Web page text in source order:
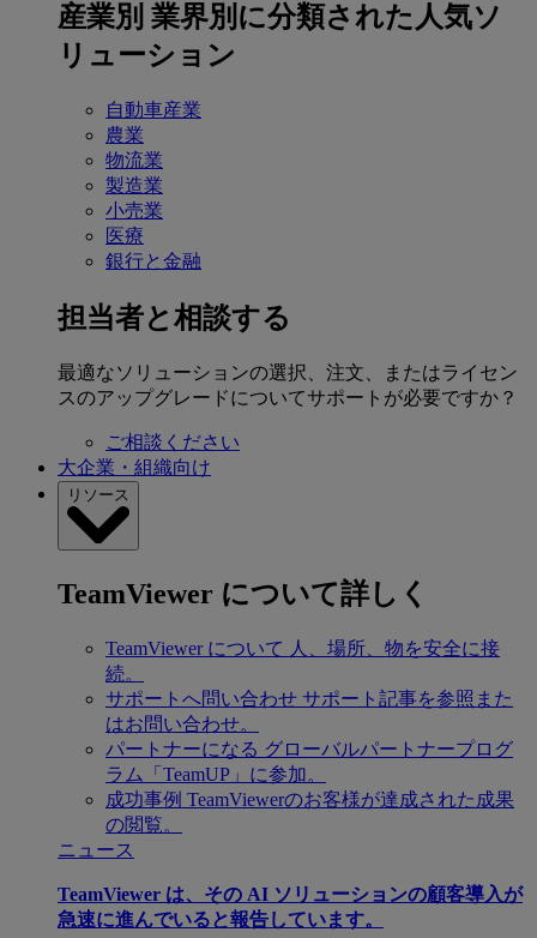
産業別 業界別に分類された人気ソ
リューション
自動車産業
農業
物流業
製造業
小売業
医療
銀行と金融
担当者と相談する
最適なソリューションの選択、注文、またはライセン
スのアップグレードについてサポートが必要ですか？
ご相談ください
大企業・組織向け
リソース
TeamViewer について詳しく
TeamViewer について 人、場所、物を安全に接
続。
サポートへ問い合わせ サポート記事を参照また
はお問い合わせ。
パートナーになる グローバルパートナープログ
ラム「TeamUP」に参加。
成功事例 TeamViewerのお客様が達成された成果
の閲覧。
ニュース
TeamViewer は、その AI ソリューションの顧客導入が
急速に進んでいると報告しています。